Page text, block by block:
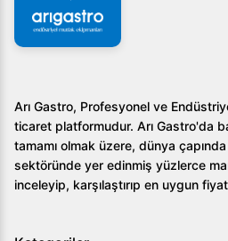
Arı Gastro, Profesyonel ve
ticaret platformudur. Arı Gastro'da
tamamı olmak üzere, dünya
sektöründe yer edinmiş yüzlerce
inceleyip, karşılaştırıp en uygun